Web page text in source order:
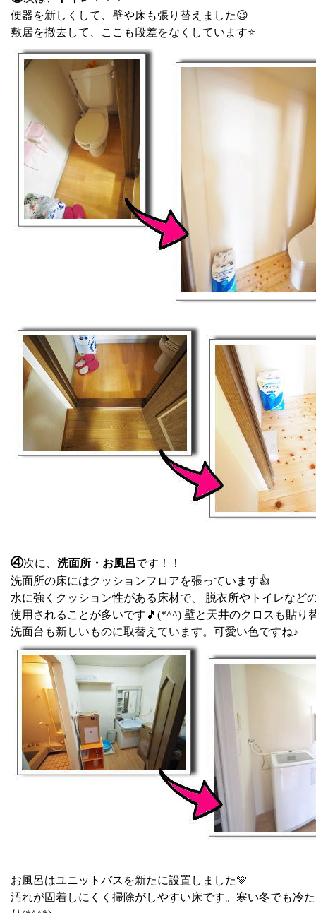
便器を新しくして、壁や床も張り替えました😉
敷居を撤去して、ここも段差をなくしています⭐
④次に、 洗面所・お風呂です！！
洗面所の床にはクッションフロアを張っています👍
水に強くクッション性がある床材で、 脱衣所やトイレなど
使用されることが多いです🎵(*^^) 壁と天井のクロスも貼り
洗面台も新しいものに取替えています。可愛い色ですね♪
お風呂はユニットバスを新たに設置しました💚
汚れが固着しにくく掃除がしやすい床です。寒い冬でも冷